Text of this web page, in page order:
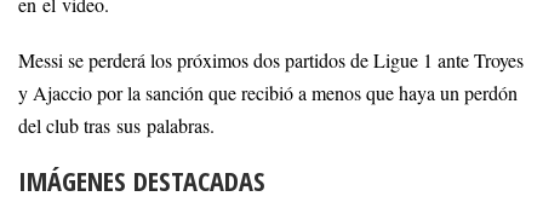
Messi se perderá los próximos dos partidos de Ligue 1 ante Troyes
y Ajaccio por la sanción que recibió a menos que haya un perdón
del club tras sus palabras.
IMÁGENES DESTACADAS